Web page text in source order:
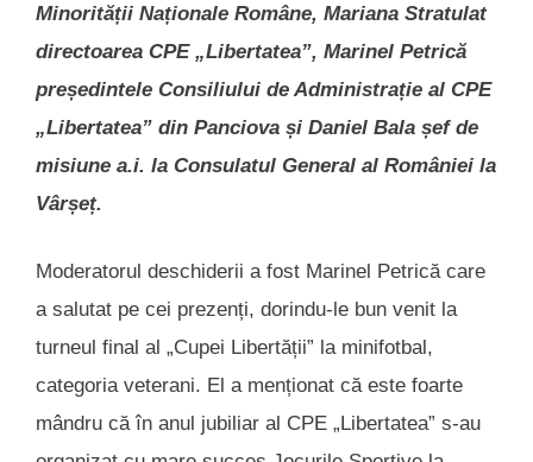
Minorității Naționale Române, Mariana Stratulat
directoarea CPE „Libertatea”, Marinel Petrică
președintele Consiliului de Administrație al CPE
„Libertatea” din Panciova și Daniel Bala șef de
misiune a.i. la Consulatul General al României la
Vârșeț.
Moderatorul deschiderii a fost Marinel Petrică care
a salutat pe cei prezenți, dorindu-le bun venit la
turneul final al „Cupei Libertății” la minifotbal,
categoria veterani. El a menționat că este foarte
mândru că în anul jubiliar al CPE „Libertatea” s-au